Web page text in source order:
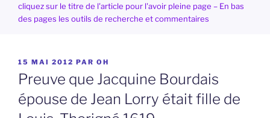
cliquez sur le titre de l'article pour l'avoir pleine page – En bas
des pages les outils de recherche et commentaires
PUBLIÉ
LE
15 MAI 2012 PAR OH
Preuve que Jacquine Bourdais
épouse de Jean Lorry était fille de